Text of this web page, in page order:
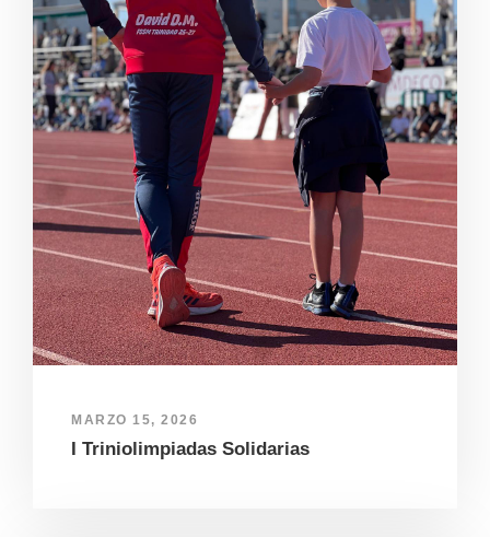
MARZO 15, 2026
I Triniolimpiadas Solidarias